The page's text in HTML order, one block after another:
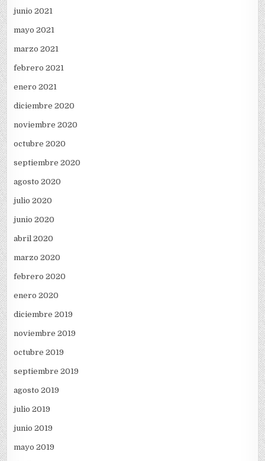
junio 2021
mayo 2021
marzo 2021
febrero 2021
enero 2021
diciembre 2020
noviembre 2020
octubre 2020
septiembre 2020
agosto 2020
julio 2020
junio 2020
abril 2020
marzo 2020
febrero 2020
enero 2020
diciembre 2019
noviembre 2019
octubre 2019
septiembre 2019
agosto 2019
julio 2019
junio 2019
mayo 2019